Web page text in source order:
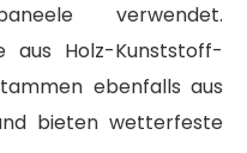
verwendet.
aus Holz-Kunststoff-
ebenfalls aus
bieten wetterfeste